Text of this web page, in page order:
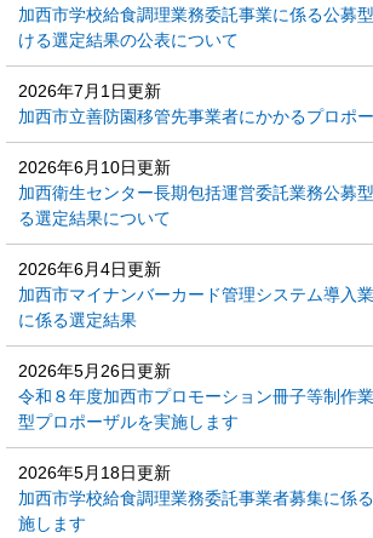
加西市学校給食調理業務委託事業に係る公募
ける選定結果の公表について
2026年7月1日更新
加西市立善防園移管先事業者にかかるプロポ
2026年6月10日更新
加西衛生センター長期包括運営委託業務公募
る選定結果について
2026年6月4日更新
加西市マイナンバーカード管理システム導入
に係る選定結果
2026年5月26日更新
令和８年度加西市プロモーション冊子等制作
型プロポーザルを実施します
2026年5月18日更新
加西市学校給食調理業務委託事業者募集に係
施します